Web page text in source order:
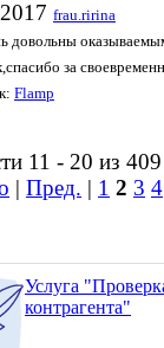
frau.ririna
довольны
за
Flamp
11 - 20 из 409
| Пред. | 1 2 3 4
Услуга
контрагента"